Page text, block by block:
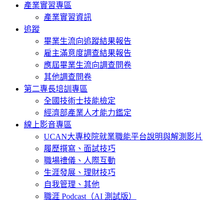
產業實習專區
產業實習資訊
追蹤
畢業生流向追蹤結果報告
雇主滿意度調查結果報告
應屆畢業生流向調查問卷
其他調查問卷
第二專長培訓專區
全國技術士技能檢定
經濟部產業人才能力鑑定
線上影音專區
UCAN大專校院就業職能平台說明與解測影片
履歷撰寫、面試技巧
職場禮儀、人際互動
生涯發展、理財技巧
自我管理、其他
職涯 Podcast（AI 測試版）